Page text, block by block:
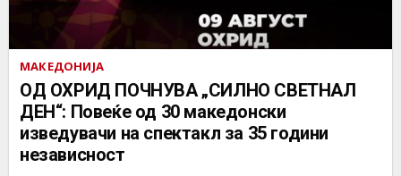
МАКЕДОНИЈА
ОД ОХРИД ПОЧНУВА „СИЛНО СВЕТНАЛ
ДЕН“: Повеќе од 30 македонски
изведувачи на спектакл за 35 години
независност